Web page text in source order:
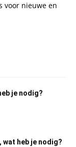
voor nieuwe en
je nodig?
wat heb je nodig?